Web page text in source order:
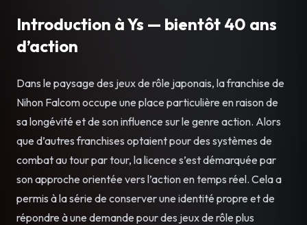
Introduction à Ys — bientôt 40 ans
d’action
Dans le paysage des jeux de rôle japonais, la franchise de
Nihon Falcom occupe une place particulière en raison de
sa longévité et de son influence sur le genre action. Alors
que d’autres franchises optaient pour des systèmes de
combat au tour par tour, la licence s’est démarquée par
son approche orientée vers l’action en temps réel. Cela a
permis à la série de conserver une identité propre et de
répondre à une demande pour des jeux de rôle plus